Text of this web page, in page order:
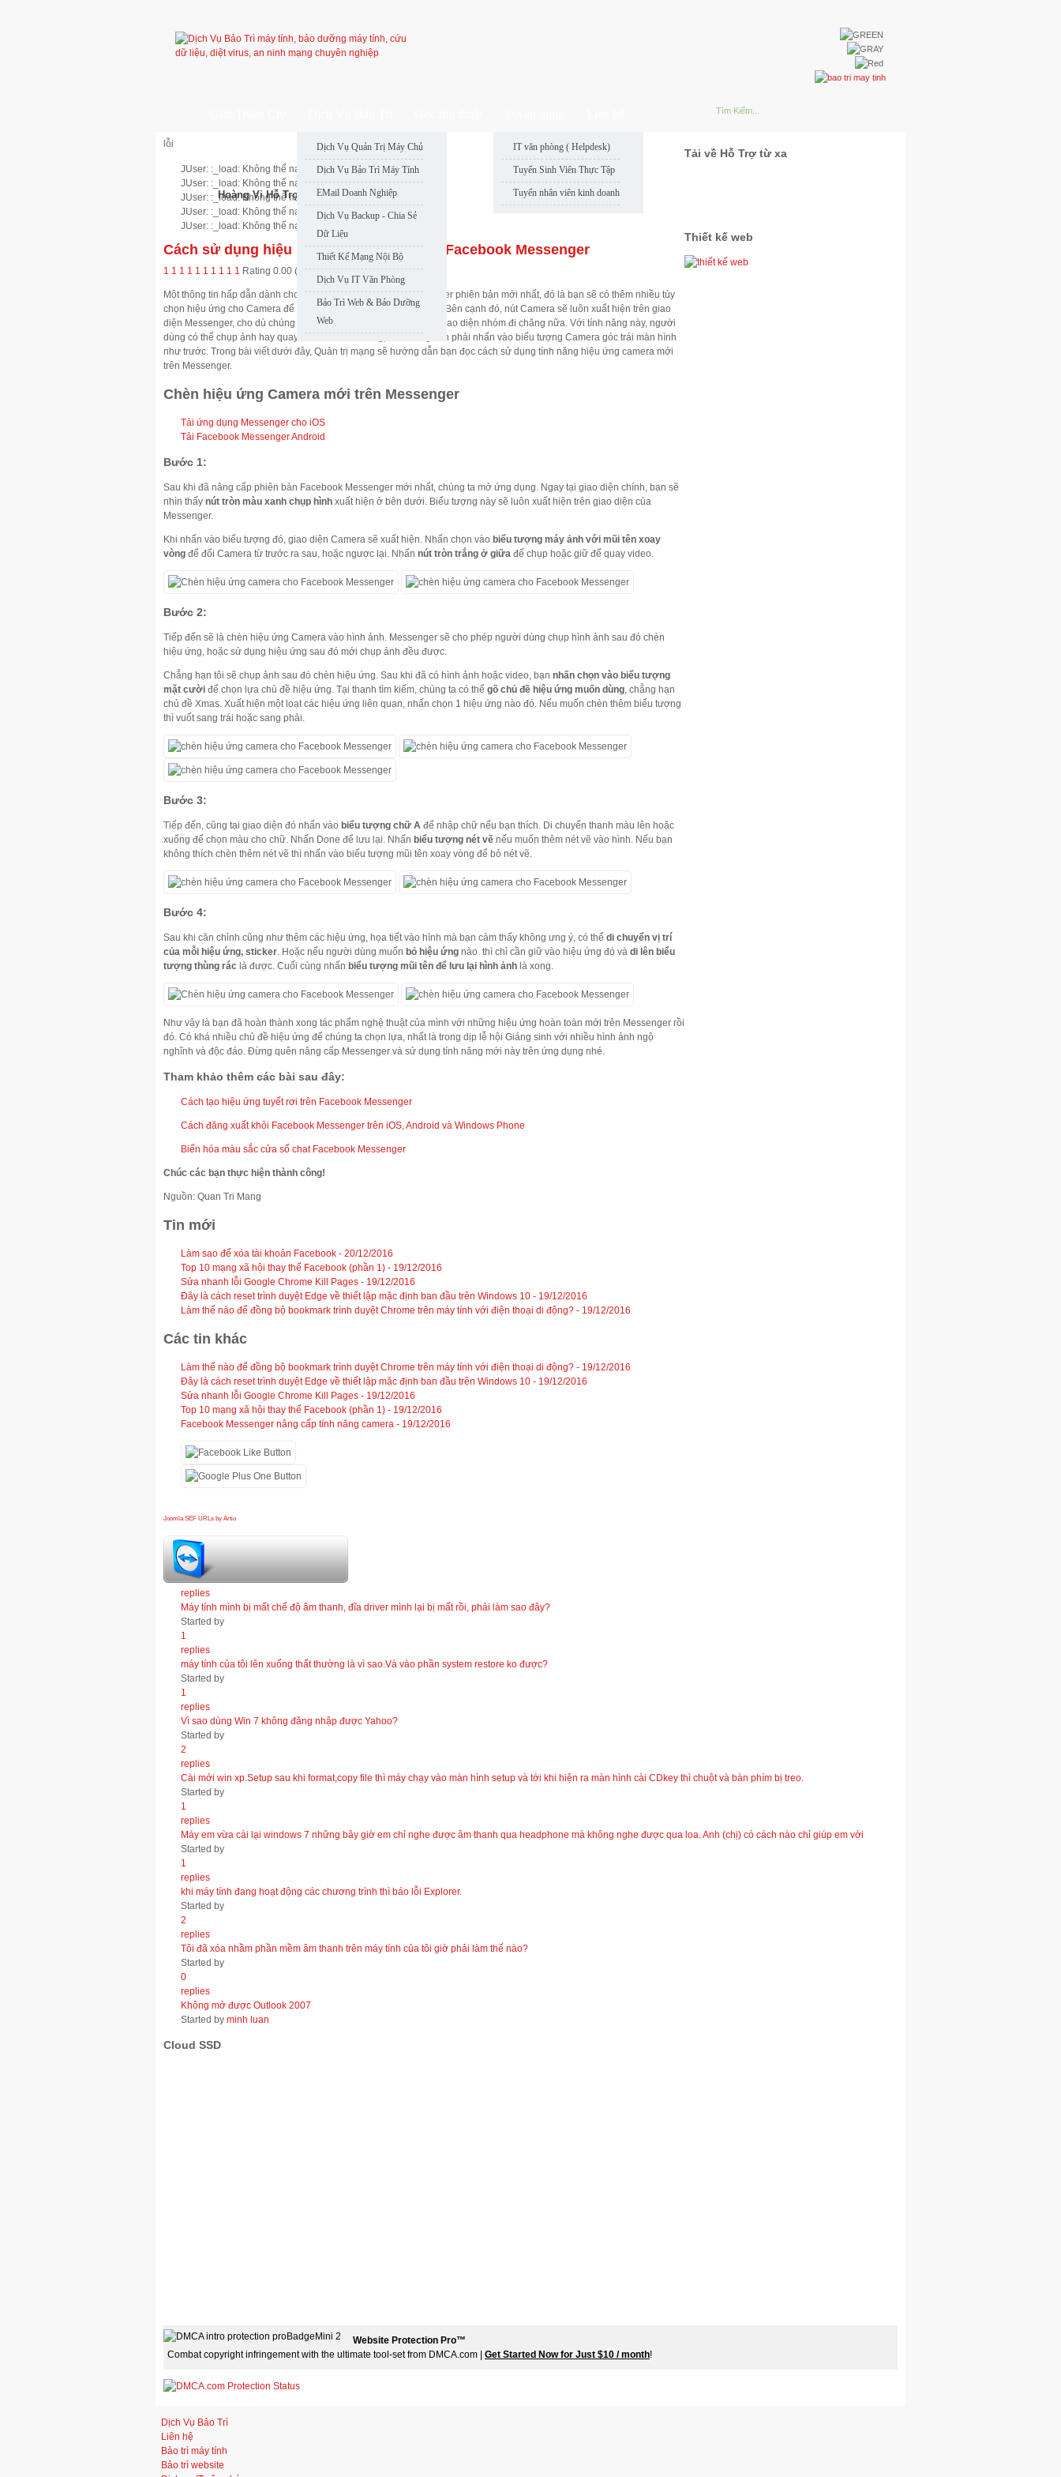
Dịch Vụ Quản Trị Máy Chủ
Dịch Vụ Bảo Trì Máy Tính
EMail Doanh Nghiệp
Dịch Vụ Backup - Chia Sẻ
Dữ Liệu
Thiết Kế Mạng Nội Bộ
Dịch Vụ IT Văn Phòng
Bảo Trì Web & Bảo Dưỡng
Web
IT văn phòng ( Helpdesk)
Tuyển Sinh Viên Thực Tập
Tuyển nhân viên kinh doanh
lỗi
JUser: :_load: Không thể nạp user với ID: 50
JUser: :_load: Không thể nạp user với ID: 49
JUser: :_load: Không thể nạp user với ID: 46
JUser: :_load: Không thể nạp user với ID: 48
JUser: :_load: Không thể nạp user với ID: 47
Cách sử dụng hiệu ứng Camera mới trên Facebook Messenger
1 1 1 1 1 1 1 1 1 1 Rating 0.00 (0 Votes)
Một thông tin hấp dẫn dành cho những ai đang sử dụng Messenger phiên bản mới nhất, đó là bạn sẽ có thêm nhiều tùy
chọn hiệu ứng cho Camera để chèn vào cuộc hội thoại của mình. Bên cạnh đó, nút Camera sẽ luôn xuất hiện trên giao
diện Messenger, cho dù chúng ta có đang ở trang cá nhân hoặc giao diện nhóm đi chăng nữa. Với tính năng này, người
dùng có thể chụp ảnh hay quay video nhanh chóng, mà không cần phải nhấn vào biểu tượng Camera góc trái màn hình
như trước. Trong bài viết dưới đây, Quản trị mạng sẽ hướng dẫn bạn đọc cách sử dụng tính năng hiệu ứng camera mới
trên Messenger.
Chèn hiệu ứng Camera mới trên Messenger
Tải ứng dụng Messenger cho iOS
Tải Facebook Messenger Android
Bước 1:
Sau khi đã nâng cấp phiên bản Facebook Messenger mới nhất, chúng ta mở ứng dụng. Ngay tại giao diện chính, bạn sẽ
nhìn thấy nút tròn màu xanh chụp hình xuất hiện ở bên dưới. Biểu tượng này sẽ luôn xuất hiện trên giao diện của
Messenger.
Khi nhấn vào biểu tượng đó, giao diện Camera sẽ xuất hiện. Nhấn chọn vào biểu tượng máy ảnh với mũi tên xoay
vòng để đổi Camera từ trước ra sau, hoặc ngược lại. Nhấn nút tròn trắng ở giữa để chụp hoặc giữ để quay video.
Bước 2:
Tiếp đến sẽ là chèn hiệu ứng Camera vào hình ảnh. Messenger sẽ cho phép người dùng chụp hình ảnh sau đó chèn
hiệu ứng, hoặc sử dụng hiệu ứng sau đó mới chụp ảnh đều được.
Chẳng hạn tôi sẽ chụp ảnh sau đó chèn hiệu ứng. Sau khi đã có hình ảnh hoặc video, bạn nhấn chọn vào biểu tượng
mặt cười để chọn lựa chủ đề hiệu ứng. Tại thanh tìm kiếm, chúng ta có thể gõ chủ đề hiệu ứng muốn dùng, chẳng hạn
chủ đề Xmas. Xuất hiện một loạt các hiệu ứng liên quan, nhấn chọn 1 hiệu ứng nào đó. Nếu muốn chèn thêm biểu tượng
thì vuốt sang trái hoặc sang phải.
Bước 3:
Tiếp đến, cũng tại giao diện đó nhấn vào biểu tượng chữ A để nhập chữ nếu bạn thích. Di chuyển thanh màu lên hoặc
xuống để chọn màu cho chữ. Nhấn Done để lưu lại. Nhấn biểu tượng nét vẽ nếu muốn thêm nét vẽ vào hình. Nếu bạn
không thích chèn thêm nét vẽ thì nhấn vào biểu tượng mũi tên xoay vòng để bỏ nét vẽ.
Bước 4:
Sau khi căn chỉnh cũng như thêm các hiệu ứng, họa tiết vào hình mà bạn cảm thấy không ưng ý, có thể di chuyển vị trí
của mỗi hiệu ứng, sticker. Hoặc nếu người dùng muốn bỏ hiệu ứng nào thì chỉ cần giữ vào hiệu ứng đó và di lên biểu
tượng thùng rác là được. Cuối cùng nhấn biểu tượng mũi tên để lưu lại hình ảnh là xong.
Như vậy là bạn đã hoàn thành xong tác phẩm nghệ thuật của mình với những hiệu ứng hoàn toàn mới trên Messenger rồi
đó. Có khá nhiều chủ đề hiệu ứng để chúng ta chọn lựa, nhất là trong dịp lễ hội Giáng sinh với nhiều hình ảnh ngộ
nghĩnh và độc đáo. Đừng quên nâng cấp Messenger và sử dụng tính năng mới này trên ứng dụng nhé.
Tham khảo thêm các bài sau đây:
Cách tạo hiệu ứng tuyết rơi trên Facebook Messenger
Cách đăng xuất khỏi Facebook Messenger trên iOS, Android và Windows Phone
Biến hóa màu sắc cửa sổ chat Facebook Messenger
Chúc các bạn thực hiện thành công!
Nguồn: Quan Tri Mang
Tin mới
Làm sao để xóa tài khoản Facebook - 20/12/2016
Top 10 mạng xã hội thay thế Facebook (phần 1) - 19/12/2016
Sửa nhanh lỗi Google Chrome Kill Pages - 19/12/2016
Đây là cách reset trình duyệt Edge về thiết lập mặc định ban đầu trên Windows 10 - 19/12/2016
Làm thế nào để đồng bộ bookmark trình duyệt Chrome trên máy tính với điện thoại di động? - 19/12/2016
Các tin khác
Làm thế nào để đồng bộ bookmark trình duyệt Chrome trên máy tính với điện thoại di động? - 19/12/2016
Đây là cách reset trình duyệt Edge về thiết lập mặc định ban đầu trên Windows 10 - 19/12/2016
Sửa nhanh lỗi Google Chrome Kill Pages - 19/12/2016
Top 10 mạng xã hội thay thế Facebook (phần 1) - 19/12/2016
Facebook Messenger nâng cấp tính năng camera - 19/12/2016
Joomla SEF URLs by Artio
Tải về Hỗ Trợ từ xa
Hoàng Vi Hỗ Trợ Nhanh
Thiết kế web
hỏi đáp bảo trì máy tính
1
replies
Máy tính mình bị mất chế độ âm thanh, đĩa driver mình lại bị mất rồi, phải làm sao đây?
Started by
1
replies
máy tính của tôi lên xuống thất thường là vì sao.Và vào phần system restore ko được?
Started by
1
replies
Vì sao dùng Win 7 không đăng nhập được Yahoo?
Started by
2
replies
Cài mới win xp.Setup sau khi format,copy file thì máy chạy vào màn hình setup và tới khi hiện ra màn hình cài CDkey thì chuột và bàn phím bị treo.
Started by
1
replies
Máy em vừa cài lại windows 7 những bây giờ em chỉ nghe được âm thanh qua headphone mà không nghe được qua loa. Anh (chị) có cách nào chỉ giúp em với
Started by
1
replies
khi máy tính đang hoạt động các chương trình thì báo lỗi Explorer.
Started by
2
replies
Tôi đã xóa nhầm phần mềm âm thanh trên máy tính của tôi giờ phải làm thế nào?
Started by
0
replies
Không mở được Outlook 2007
Started by minh luan
Cloud SSD
Website Protection Pro™
Combat copyright infringement with the ultimate tool-set from DMCA.com | Get Started Now for Just $10 / month!
Dịch Vụ Bảo Trì
Liên hệ
Bảo trì máy tính
Bảo trì website